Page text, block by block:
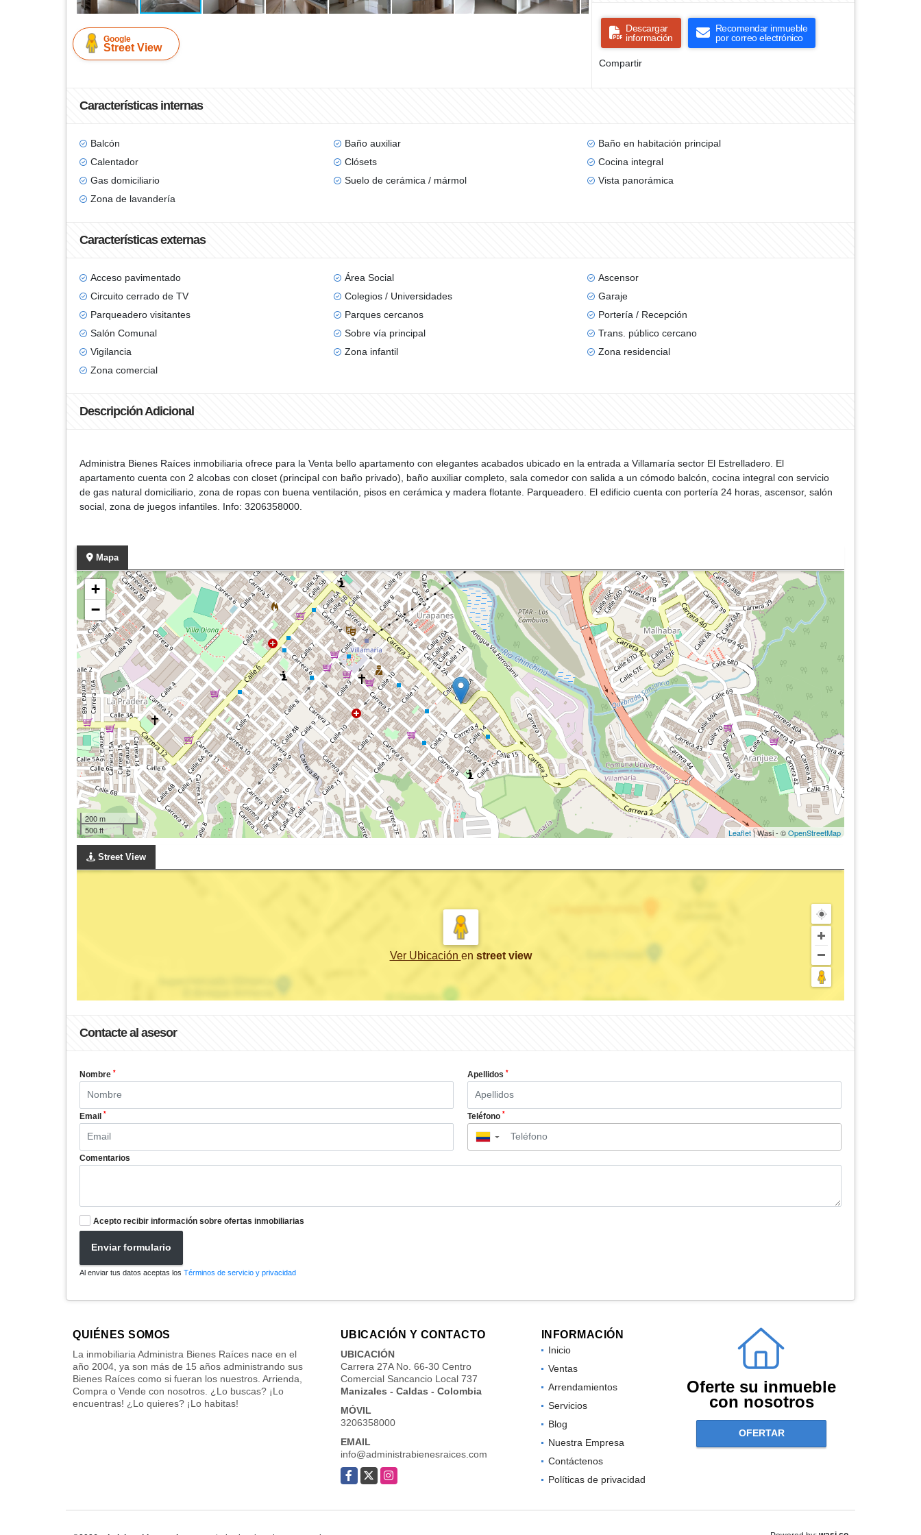
Google
Street View
Descargar
información
Recomendar inmueble
por correo electrónico
Compartir
Características internas
Balcón Baño auxiliar
Baño en habitación principal
Calentador
Clósets
Cocina integral
Gas domiciliario
Suelo de cerámica / mármol
Vista panorámica
Zona de lavandería
Características externas
Acceso pavimentado Área Social
Ascensor
Circuito cerrado de TV
Colegios / Universidades
Garaje
Parqueadero visitantes
Parques cercanos
Portería / Recepción
Salón Comunal
Sobre vía principal
Trans. público cercano
Vigilancia
Zona infantil
Zona residencial
Zona comercial
Descripción Adicional
Administra Bienes Raíces inmobiliaria ofrece para la Venta bello apartamento con elegantes acabados ubicado en la entrada a Villamaría sector El Estrelladero. El
apartamento cuenta con 2 alcobas con closet (principal con baño privado), baño auxiliar completo, sala comedor con salida a un cómodo balcón, cocina integral con servicio
de gas natural domiciliario, zona de ropas con buena ventilación, pisos en cerámica y madera flotante. Parqueadero. El edificio cuenta con portería 24 horas, ascensor, salón
social, zona de juegos infantiles. Info: 3206358000.
Mapa
+
−
200 m
500 ft
Leaflet| Wasi - ©OpenStreetMap
Street View
Ver Ubicación en street view
Contacte al asesor
Nombre * Apellidos *
Email * Teléfono *
▼
Comentarios
Acepto recibir información sobre ofertas inmobiliarias
Enviar formulario
Al enviar tus datos aceptas los Términos de servicio y privacidad
QUIÉNES SOMOS
La inmobiliaria Administra Bienes Raíces nace en el
año 2004, ya son más de 15 años administrando sus
Bienes Raíces como si fueran los nuestros. Arrienda,
Compra o Vende con nosotros. ¿Lo buscas? ¡Lo
encuentras! ¿Lo quieres? ¡Lo habitas!
UBICACIÓN Y CONTACTO
UBICACIÓN
Carrera 27A No. 66-30 Centro
Comercial Sancancio Local 737
Manizales - Caldas - Colombia
MÓVIL
3206358000
EMAIL
info@administrabienesraices.com
Facebook
X Instagram
INFORMACIÓN
Inicio
Ventas
Arrendamientos
Servicios
Blog
Nuestra Empresa
Contáctenos
Políticas de privacidad
Oferte su inmueble
con nosotros
OFERTAR